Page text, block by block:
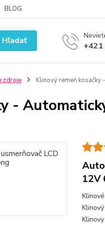
BLOG
Hľadať
zdroje Klinový remeň kosačky
-
12V